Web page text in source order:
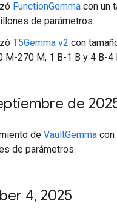
FunctionGemma con un
de parámetros.
T5Gemma v2 con
M-270 M, 1 B-1 B y 4 B-4
de
de VaultGemma con
de parámetros.
4, 2025